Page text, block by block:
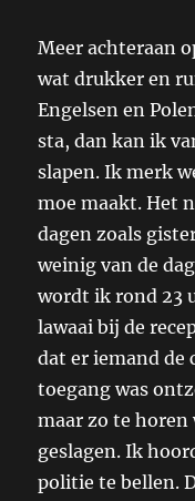
Meer achteraan
wat drukker en
Engelsen en
sta, dan kan ik
slapen. Ik merk
moe maakt. Het
dagen zoals
weinig van de
wordt ik rond 23
lawaai bij de
dat er iemand de
toegang was
maar zo te
geslagen. Ik
politie te bellen.